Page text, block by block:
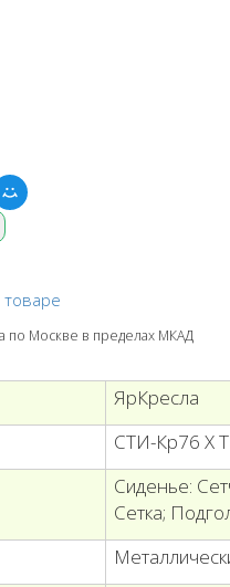
по Москве в пределах МКАД
ЯрКресла
СТИ-Кр76 Х
Сиденье:
Сетка;